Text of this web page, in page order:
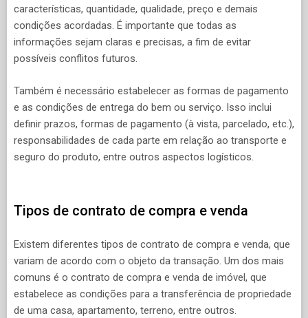
características, quantidade, qualidade, preço e demais
condições acordadas. É importante que todas as
informações sejam claras e precisas, a fim de evitar
possíveis conflitos futuros.
Também é necessário estabelecer as formas de pagamento
e as condições de entrega do bem ou serviço. Isso inclui
definir prazos, formas de pagamento (à vista, parcelado, etc.),
responsabilidades de cada parte em relação ao transporte e
seguro do produto, entre outros aspectos logísticos.
Tipos de contrato de compra e venda
Existem diferentes tipos de contrato de compra e venda, que
variam de acordo com o objeto da transação. Um dos mais
comuns é o contrato de compra e venda de imóvel, que
estabelece as condições para a transferência de propriedade
de uma casa, apartamento, terreno, entre outros.